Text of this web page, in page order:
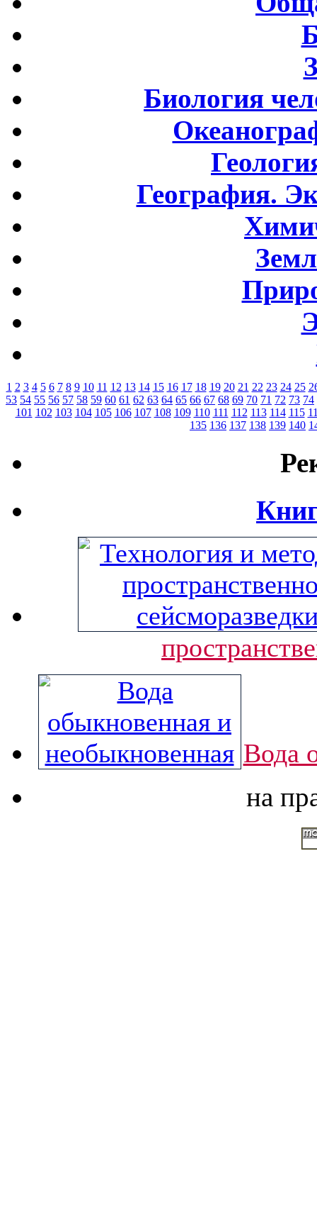
Биология
География.
1 2 3 4 5 6 7 8 9 10 11 12 13 14 15 16 17 18 19 20 21 22 23 24 25
53 54 55 56 57 58 59 60 61 62 63 64 65 66 67 68 69 70 71 72 73 74
101 102 103 104 105 106 107 108 109 110 111 112 113 114 115
135 136 137 138 139 140
Вода
на